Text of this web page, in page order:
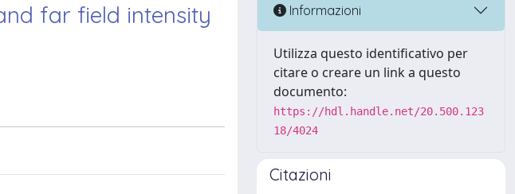
far field intensity
Informazioni
Utilizza questo identificativo per
citare o creare un link a questo
documento:
https://hdl.handle.net/20.500.123
18/4024
Citazioni